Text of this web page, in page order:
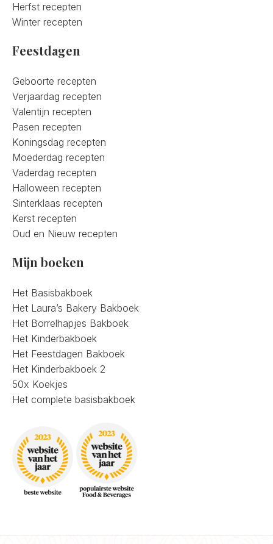
Herfst recepten
Winter recepten
Feestdagen
Geboorte recepten
Verjaardag recepten
Valentijn recepten
Pasen recepten
Koningsdag recepten
Moederdag recepten
Vaderdag recepten
Halloween recepten
Sinterklaas recepten
Kerst recepten
Oud en Nieuw recepten
Mijn boeken
Het Basisbakboek
Het Laura’s Bakery Bakboek
Het Borrelhapjes Bakboek
Het Kinderbakboek
Het Feestdagen Bakboek
Het Kinderbakboek 2
50x Koekjes
Het complete basisbakboek